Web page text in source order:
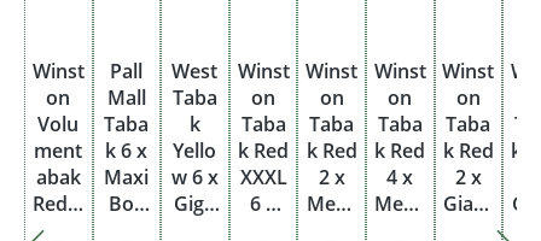
Winst
on
Volu
ment
abak
Red 3
Pall
Mall
Taba
k 6 x
Maxi
Box
West
Taba
k
Yello
w 6 x
Giga
Winst
on
Taba
k Red
XXXL
6 x
Winst
on
Taba
k Red
2 x
Mega
Winst
on
Taba
k Red
4 x
Mega
Winst
on
Taba
k Red
2 x
Giant
k